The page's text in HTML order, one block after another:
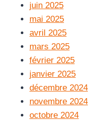
juin 2025
mai 2025
avril 2025
mars 2025
février 2025
janvier 2025
décembre 2024
novembre 2024
octobre 2024